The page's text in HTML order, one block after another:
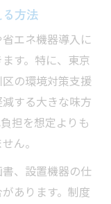
方法
エネ機器導入に
す。特に、東京
の環境対策支援
する大きな味方
担を想定よりも
ん。
、設置機器の仕
あります。制度